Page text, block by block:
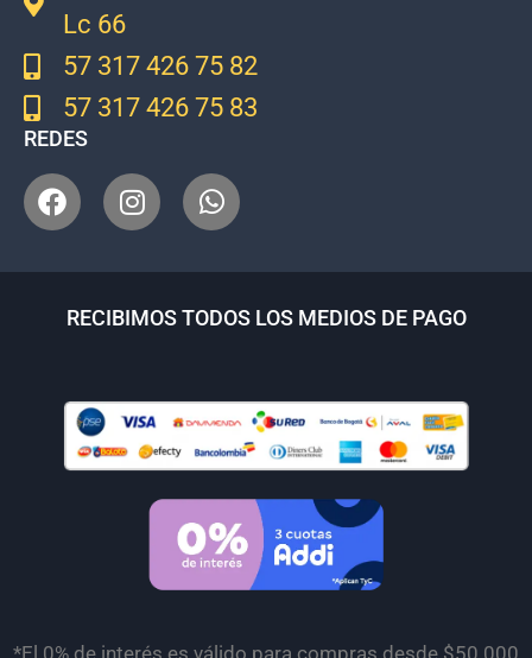
Lc 66
57 317 426 75 82
57 317 426 75 83
REDES
RECIBIMOS TODOS LOS MEDIOS DE PAGO
*El 0% de interés es válido para compras desde $50.000